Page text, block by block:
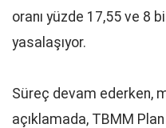
oranı yüzde 17,55 ve 8
yasalaşıyor.
Süreç devam ederken,
açıklamada, TBMM